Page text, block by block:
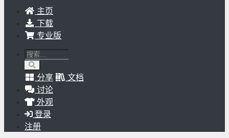
主页
下载
专业版
分享
文档
讨论
外观
登录
注册